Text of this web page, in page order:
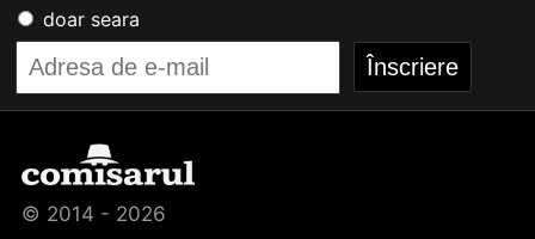
doar seara
© 2014 - 2026